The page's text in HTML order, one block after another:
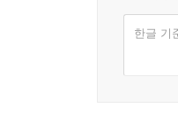
한글 기